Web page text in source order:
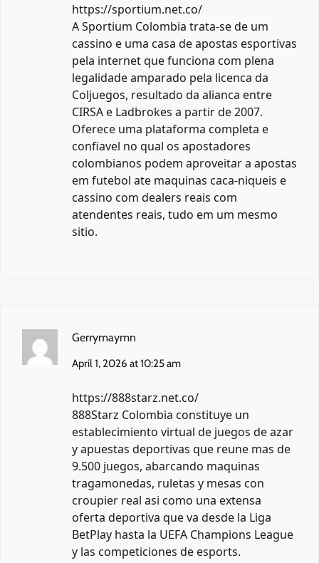
https://sportium.net.co/
A Sportium Colombia trata-se de um
cassino e uma casa de apostas esportivas
pela internet que funciona com plena
legalidade amparado pela licenca da
Coljuegos, resultado da alianca entre
CIRSA e Ladbrokes a partir de 2007.
Oferece uma plataforma completa e
confiavel no qual os apostadores
colombianos podem aproveitar a apostas
em futebol ate maquinas caca-niqueis e
cassino com dealers reais com
atendentes reais, tudo em um mesmo
sitio.
Gerrymaymn
April 1, 2026 at 10:25 am
https://888starz.net.co/
888Starz Colombia constituye un
establecimiento virtual de juegos de azar
y apuestas deportivas que reune mas de
9.500 juegos, abarcando maquinas
tragamonedas, ruletas y mesas con
croupier real asi como una extensa
oferta deportiva que va desde la Liga
BetPlay hasta la UEFA Champions League
y las competiciones de esports.